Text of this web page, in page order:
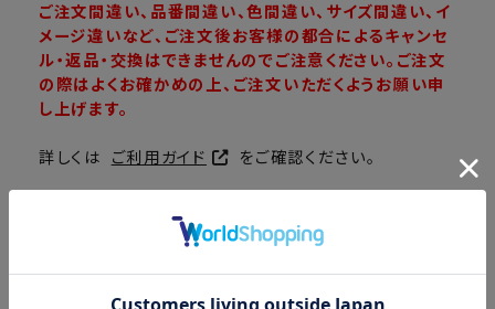
ご注文間違い、品番間違い、色間違い、サイズ間違い、イ
メージ違いなど、ご注文後お客様の都合によるキャンセ
ル・返品・交換はできませんのでご注意ください。ご注文
の際はよくお確かめの上、ご注文いただくようお願い申
し上げます。
詳しくは ご利用ガイド をご確認ください。